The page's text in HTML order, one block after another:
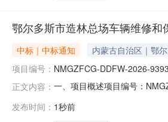
鄂尔多斯市造林总场车辆维修
中标｜中标通知 内蒙古自治区｜鄂
项目编号： NMGZFCG-DDFW-2026-
正文内容： 一、项目概述项目编号：
（定点服务）二、需求明细
发布时间： 1秒前